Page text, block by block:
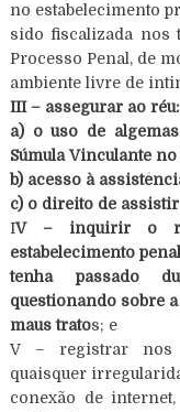
no estabelecimento
sido fiscalizada nos
Processo Penal, de
ambiente livre de
III – assegurar ao réu:
a) o uso de
Súmula Vinculante no
b) acesso à
c) o direito de
IV – inquirir o
estabelecimento
tenha passado
questionando sobre
maus tratos; e
V – registrar nos
quaisquer
conexão de